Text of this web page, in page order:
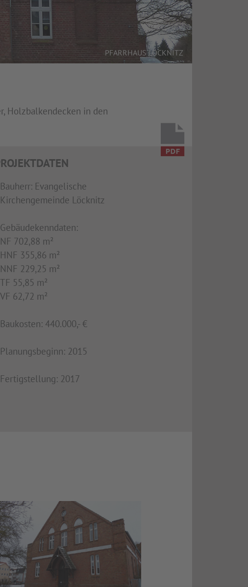
PFARRHAUS LÖCKNITZ
Holzbalkendecken in den
Bauherr: Evangelische
Kirchengemeinde Löcknitz
Gebäudekenndaten:
NF 702,88 m²
HNF 355,86 m²
NNF 229,25 m²
TF 55,85 m²
VF 62,72 m²
Baukosten: 440.000,- €
Planungsbeginn: 2015
Fertigstellung: 2017